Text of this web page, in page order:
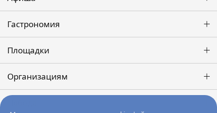
Гастрономия
Площадки
Организациям